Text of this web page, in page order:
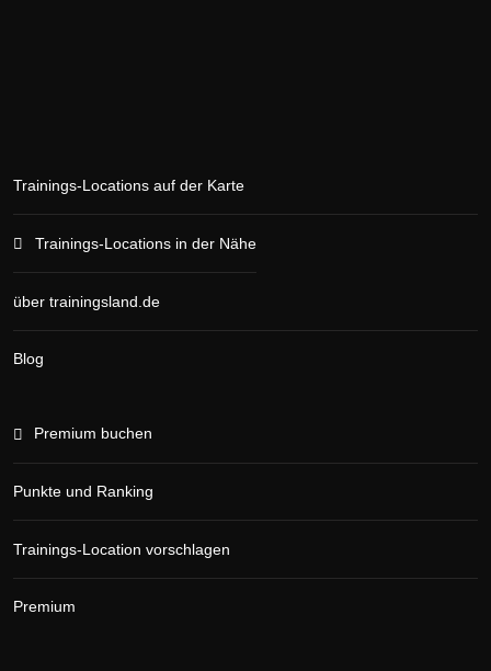
Trainings-Locations auf der Karte
Trainings-Locations in der Nähe
über trainingsland.de
Blog
Premium buchen
Punkte und Ranking
Trainings-Location vorschlagen
Premium